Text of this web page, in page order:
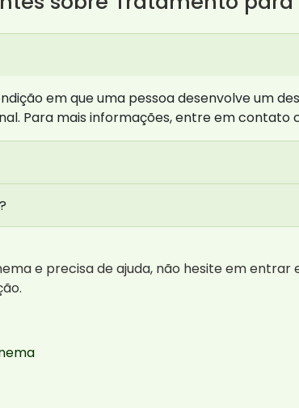
em que uma pessoa desenvolve um
Para mais informações, entre em contato
e precisa de ajuda, não hesite em